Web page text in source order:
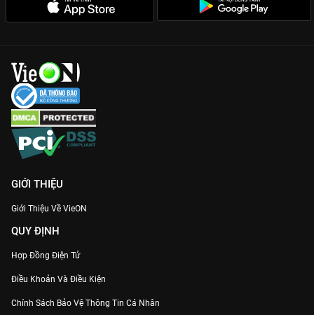
GIỚI THIỆU
Giới Thiệu Về VieON
QUY ĐỊNH
Hợp Đồng Điện Tử
Điều Khoản Và Điều Kiện
Chính Sách Bảo Vệ Thông Tin Cá Nhân